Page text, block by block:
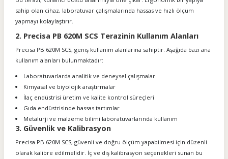
sahip olan cihaz, laboratuvar çalışmalarında hassas ve hızlı ölçüm
yapmayı kolaylaştırır.
2. Precisa PB 620M SCS Terazinin Kullanım Alanları
Precisa PB 620M SCS, geniş kullanım alanlarına sahiptir. Aşağıda bazı ana
kullanım alanları bulunmaktadır:
Laboratuvarlarda analitik ve deneysel çalışmalar
Kimyasal ve biyolojik araştırmalar
İlaç endüstrisi üretim ve kalite kontrol süreçleri
Gıda endüstrisinde hassas tartımlar
Metalurji ve malzeme bilimi laboratuvarlarında kullanım
3. Güvenlik ve Kalibrasyon
Precisa PB 620M SCS, güvenli ve doğru ölçüm yapabilmesi için düzenli
olarak kalibre edilmelidir. İç ve dış kalibrasyon seçenekleri sunan bu